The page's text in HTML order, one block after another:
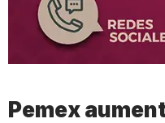
Pemex